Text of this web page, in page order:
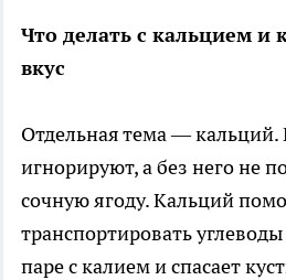
Что делать с кальцием и
вкус
Отдельная тема — кальций.
игнорируют, а без него не
сочную ягоду. Кальций
транспортировать
паре с калием и спасает